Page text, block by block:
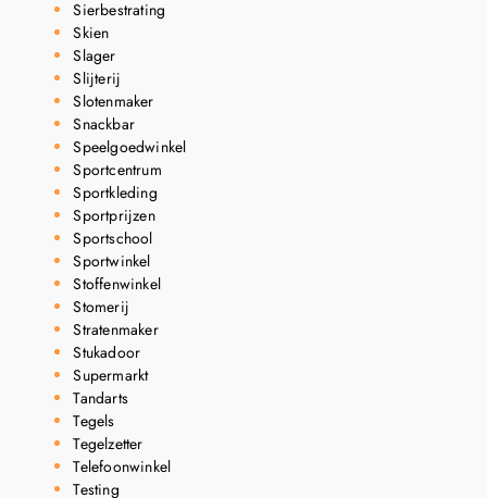
Sierbestrating
Skien
Slager
Slijterij
Slotenmaker
Snackbar
Speelgoedwinkel
Sportcentrum
Sportkleding
Sportprijzen
Sportschool
Sportwinkel
Stoffenwinkel
Stomerij
Stratenmaker
Stukadoor
Supermarkt
Tandarts
Tegels
Tegelzetter
Telefoonwinkel
Testing